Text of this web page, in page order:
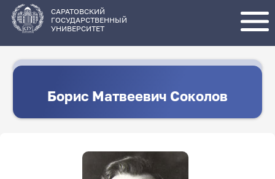
основному
содержанию
САРАТОВСКИЙ
ГОСУДАРСТВЕННЫЙ
УНИВЕРСИТЕТ
Борис Матвеевич Соколов